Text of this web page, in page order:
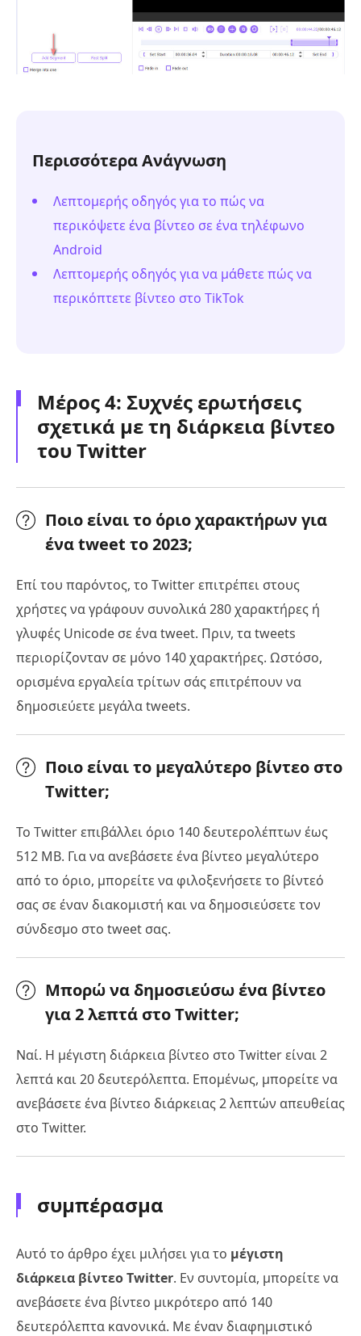
Περισσότερα Ανάγνωση
Λεπτομερής οδηγός για το πώς να
περικόψετε ένα βίντεο σε ένα τηλέφωνο
Android
Λεπτομερής οδηγός για να μάθετε πώς να
περικόπτετε βίντεο στο TikTok
Μέρος 4: Συχνές ερωτήσεις
σχετικά με τη διάρκεια βίντεο
του Twitter
Ποιο είναι το όριο χαρακτήρων για
ένα tweet το 2023;
Επί του παρόντος, το Twitter επιτρέπει στους
χρήστες να γράφουν συνολικά 280 χαρακτήρες ή
γλυφές Unicode σε ένα tweet. Πριν, τα tweets
περιορίζονταν σε μόνο 140 χαρακτήρες. Ωστόσο,
ορισμένα εργαλεία τρίτων σάς επιτρέπουν να
δημοσιεύετε μεγάλα tweets.
Ποιο είναι το μεγαλύτερο βίντεο στο
Twitter;
Το Twitter επιβάλλει όριο 140 δευτερολέπτων έως
512 MB. Για να ανεβάσετε ένα βίντεο μεγαλύτερο
από το όριο, μπορείτε να φιλοξενήσετε το βίντεό
σας σε έναν διακομιστή και να δημοσιεύσετε τον
σύνδεσμο στο tweet σας.
Μπορώ να δημοσιεύσω ένα βίντεο
για 2 λεπτά στο Twitter;
Ναί. Η μέγιστη διάρκεια βίντεο στο Twitter είναι 2
λεπτά και 20 δευτερόλεπτα. Επομένως, μπορείτε να
ανεβάσετε ένα βίντεο διάρκειας 2 λεπτών απευθείας
στο Twitter.
συμπέρασμα
Αυτό το άρθρο έχει μιλήσει για το μέγιστη
διάρκεια βίντεο Twitter. Εν συντομία, μπορείτε να
ανεβάσετε ένα βίντεο μικρότερο από 140
δευτερόλεπτα κανονικά. Με έναν διαφημιστικό